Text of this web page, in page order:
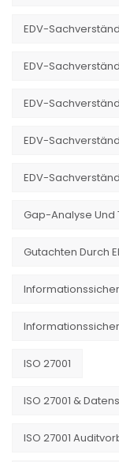
EDV-
EDV-
EDV-
EDV-
EDV-
Gap-Analyse Und
Gutachten Durch
ISO 27001
ISO 27001 &
ISO 27001